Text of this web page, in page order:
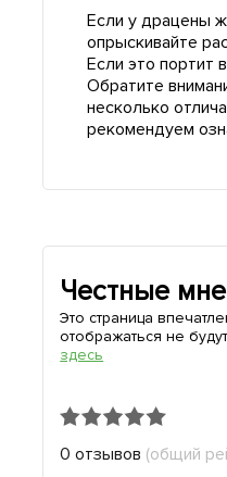
Если у драцены
опрыскивайте
Если это портит
Обратите
несколько
рекомендуем
Честные
Это страница
отображаться не
здесь
0 отзывов (общий